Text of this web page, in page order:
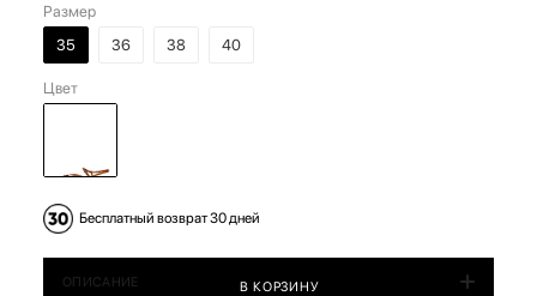
Размер
35
36 38 40
Цвет
Бесплатный возврат 30 дней
В КОРЗИНУ
ОПИСАНИЕ